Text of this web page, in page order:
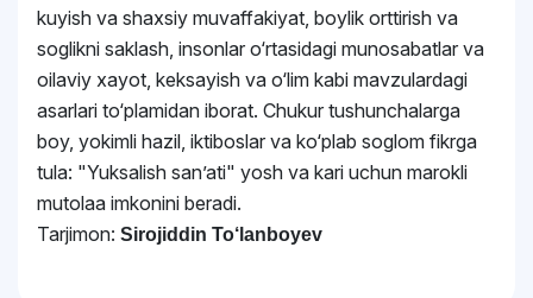
kuyish va shaxsiy muvaffakiyat, boylik orttirish va
soglikni saklash, insonlar o‘rtasidagi munosabatlar va
oilaviy xayot, keksayish va o‘lim kabi mavzulardagi
asarlari to‘plamidan iborat. Chukur tushunchalarga
boy, yokimli hazil, iktiboslar va ko‘plab soglom fikrga
tula: "Yuksalish sanʼati" yosh va kari uchun marokli
mutolaa imkonini beradi.
Tarjimon: Sirojiddin To‘lanboyev